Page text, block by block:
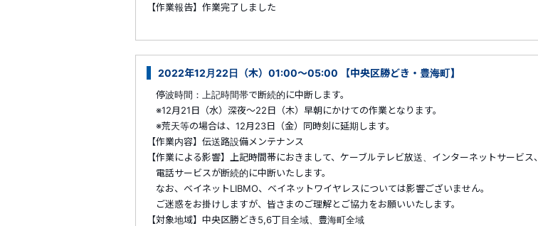
【作業報告】作業完了しました
2022年12月22日（木）01:00～05:00 【中央区勝どき・豊海町】
停波時間：上記時間帯で断続的に中断します。
※12月21日（水）深夜～22日（木）早朝にかけての作業となります。
※荒天等の場合は、12月23日（金）同時刻に延期します。
【作業内容】伝送路設備メンテナンス
【作業による影響】上記時間帯におきまして、ケーブルテレビ放送、インターネットサービス、
電話サービスが断続的に中断いたします。
なお、ベイネットLIBMO、ベイネットワイヤレスについては影響ございません。
ご迷惑をお掛けしますが、皆さまのご理解とご協力をお願いいたします。
【対象地域】中央区勝どき5,6丁目全域、豊海町全域